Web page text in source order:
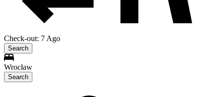
Check-out: 7 Ago
Search
Wrocław
Search